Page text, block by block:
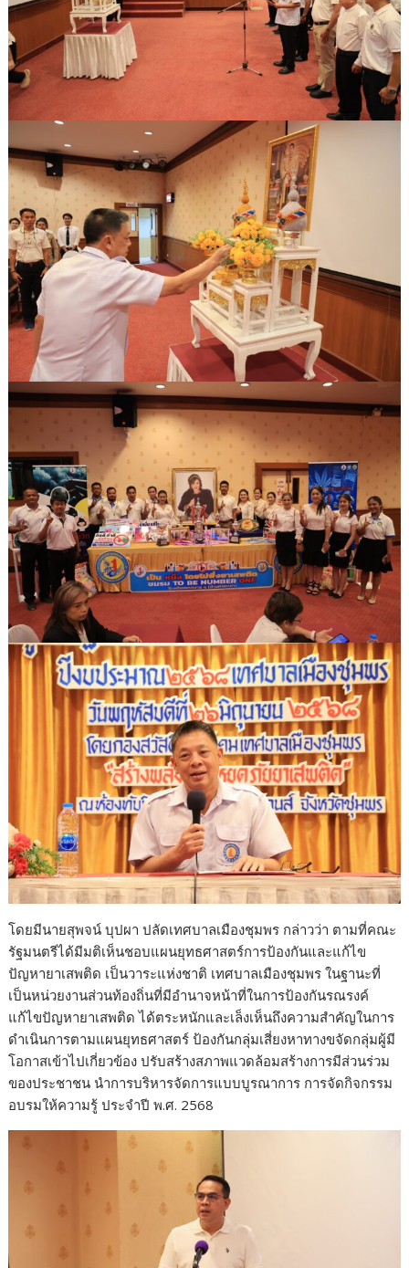
โดยมีนายสุพจน์ บุปผา ปลัดเทศบาลเมืองชุมพร กล่าวว่า ตามที่คณะ
รัฐมนตรีได้มีมติเห็นชอบแผนยุทธศาสตร์การป้องกันและแก้ไข
ปัญหายาเสพติด เป็นวาระแห่งชาติ เทศบาลเมืองชุมพร ในฐานะที่
เป็นหน่วยงานส่วนท้องถิ่นที่มีอำนาจหน้าที่ในการป้องกันรณรงค์
แก้ไขปัญหายาเสพติด ได้ตระหนักและเล็งเห็นถึงความสำคัญในการ
ดำเนินการตามแผนยุทธศาสตร์ ป้องกันกลุ่มเสี่ยงหาทางขจัดกลุ่มผู้มี
โอกาสเข้าไปเกี่ยวข้อง ปรับสร้างสภาพแวดล้อมสร้างการมีส่วนร่วม
ของประชาชน นำการบริหารจัดการแบบบูรณาการ การจัดกิจกรรม
อบรมให้ความรู้ ประจำปี พ.ศ. 2568